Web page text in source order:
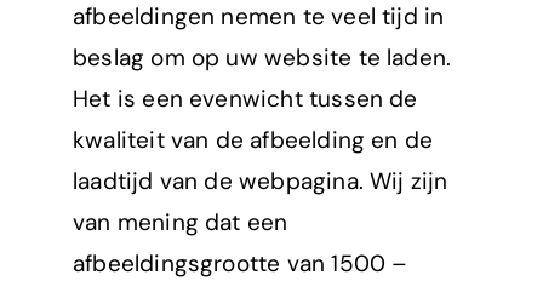
afbeeldingen nemen te veel tijd in
beslag om op uw website te laden.
Het is een evenwicht tussen de
kwaliteit van de afbeelding en de
laadtijd van de webpagina. Wij zijn
van mening dat een
afbeeldingsgrootte van 1500 –